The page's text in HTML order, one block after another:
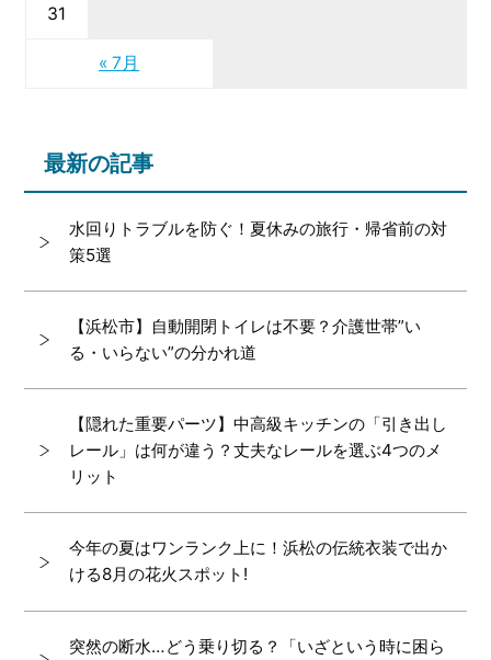
« 7月
31
最新の記事
水回りトラブルを防ぐ！夏休みの旅行・帰省前の対
策5選
【浜松市】自動開閉トイレは不要？介護世帯”い
る・いらない”の分かれ道
【隠れた重要パーツ】中高級キッチンの「引き出し
レール」は何が違う？丈夫なレールを選ぶ4つのメ
リット
今年の夏はワンランク上に！浜松の伝統衣装で出か
ける8月の花火スポット!
突然の断水…どう乗り切る？「いざという時に困ら